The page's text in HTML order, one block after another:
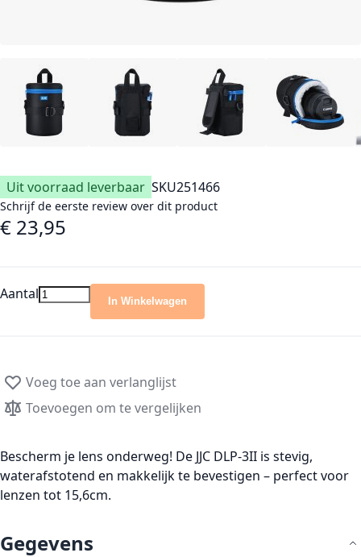
Uit voorraad leverbaar SKU251466
Schrijf de eerste review over dit product
€ 23,95
Aantal In Winkelwagen
Voeg toe aan verlanglijst
Toevoegen om te vergelijken
Bescherm je lens onderweg! De JJC DLP-3II is stevig,
waterafstotend en makkelijk te bevestigen – perfect voor
lenzen tot 15,6cm.
Gegevens